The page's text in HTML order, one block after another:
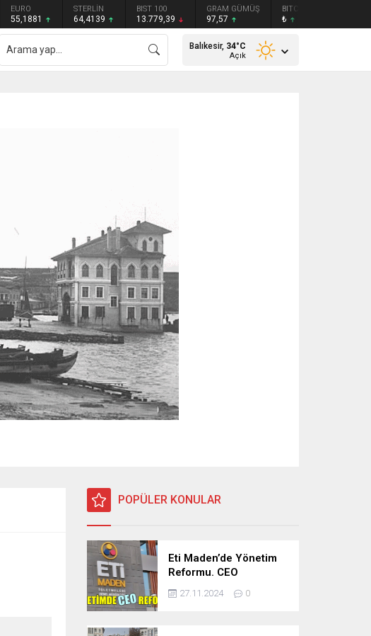
EURO
55,1881
STERLİN
64,4139
BIST 100
13.779,39
GRAM GÜMÜŞ
97,57
BITCOIN
₺
Balıkesir, 34°C
Açık
POPÜLER KONULAR
Eti Maden’de Yönetim
Reformu. CEO
Modeli’nde Kadro /
Taşeron İşçilik Ayrımı
27.11.2024 0